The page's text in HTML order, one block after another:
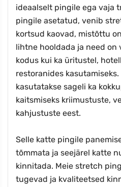
ideaalselt pingile ega vaja
pingile asetatud, venib
kortsud kaovad, mistõttu
lihtne hooldada ja need on
kodus kui ka üritustel,
restoranides
kasutatakse sageli ka
kaitsmiseks kriimustuste,
kahjustuste eest.
Selle katte pingile
tõmmata ja seejärel katte
kinnitada. Meie stretch
tugevad ja kvaliteetsed